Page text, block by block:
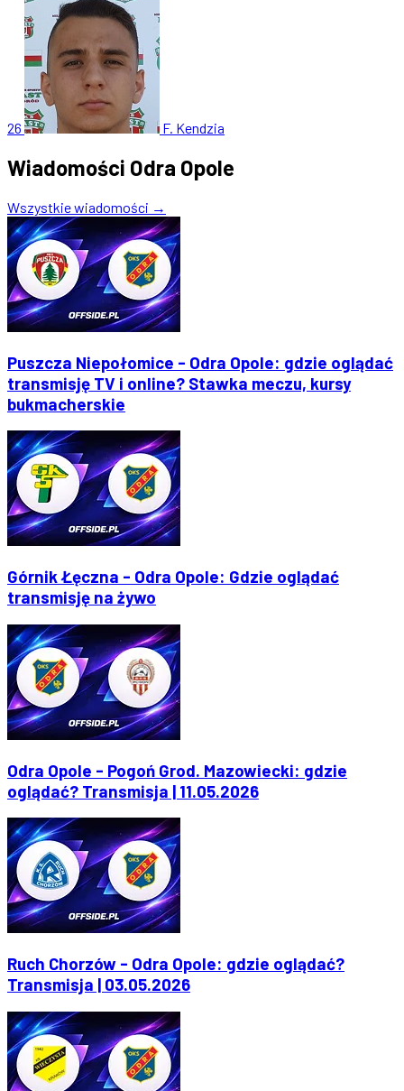
26 F. Kendzia
Wiadomości Odra Opole
Wszystkie wiadomości →
Puszcza Niepołomice - Odra Opole: gdzie oglądać
transmisję TV i online? Stawka meczu, kursy
bukmacherskie
Górnik Łęczna - Odra Opole: Gdzie oglądać
transmisję na żywo
Odra Opole - Pogoń Grod. Mazowiecki: gdzie
oglądać? Transmisja | 11.05.2026
Ruch Chorzów - Odra Opole: gdzie oglądać?
Transmisja | 03.05.2026